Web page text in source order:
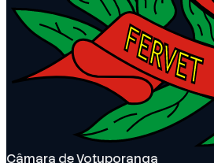
Câmara de Votuporanga